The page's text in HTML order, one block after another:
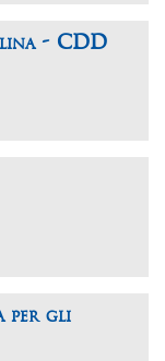
- CDD
per gli